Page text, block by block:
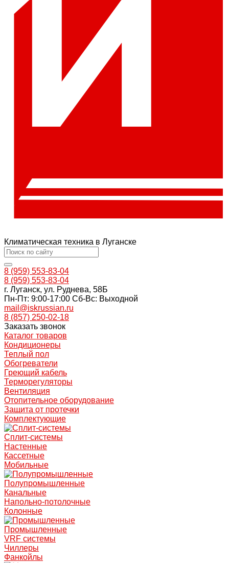
Климатическая техника в Луганске
8 (959) 553-83-04
8 (959) 553-83-04
г. Луганск, ул. Руднева, 58Б
Пн-Пт: 9:00-17:00 Cб-Вс: Выходной
mail@iskrussian.ru
8 (857) 250-02-18
Заказать звонок
Каталог товаров
Кондиционеры
Теплый пол
Обогреватели
Греющий кабель
Терморегуляторы
Вентиляция
Отопительное оборудование
Защита от протечки
Комплектующие
Сплит-системы
Настенные
Кассетные
Мобильные
Полупромышленные
Канальные
Напольно-потолочные
Колонные
Промышленные
VRF системы
Чиллеры
Фанкойлы